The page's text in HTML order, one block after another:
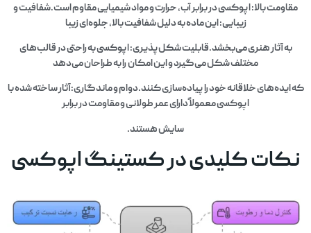
مقاومت بالا: اپوکسی در برابر آب، حرارت و مواد شیمیایی مقاوم است.شفافیت و
زیبایی: این ماده به دلیل شفافیت بالا، جلوه‌ای زیبا
به آثار هنری می‌بخشد.قابلیت شکل‌پذیری: اپوکسی به راحتی در قالب‌های
مختلف شکل می‌گیرد و این امکان را به طراحان می‌دهد
که ایده‌های خلاقانه خود را پیاده‌سازی کنند.دوام و ماندگاری:آثار ساخته شده با
اپوکسی معمولاً دارای عمر طولانی و مقاومت در برابر
سایش هستند.
نکات کلیدی در کستینگ اپوکسی